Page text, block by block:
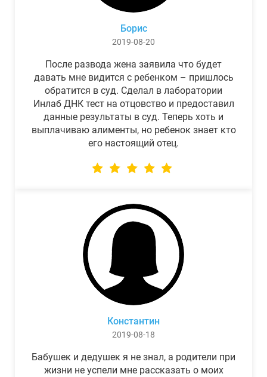
Борис
2019-08-20
После развода жена заявила что будет
давать мне видится с ребенком – пришлось
обратится в суд. Сделал в лаборатории
Инлаб ДНК тест на отцовство и предоставил
данные результаты в суд. Теперь хоть и
выплачиваю алименты, но ребенок знает кто
его настоящий отец.
Константин
2019-08-18
Бабушек и дедушек я не знал, а родители при
жизни не успели мне рассказать о моих